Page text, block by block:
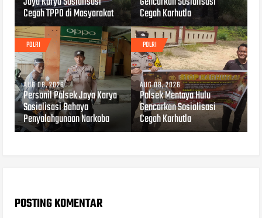
Cegah TPPO di Masyarakat Cegah Karhutla
POLRI
AUG 08, 2026
Personil Polsek Jaya Karya
Sosialisasi Bahaya
Penyalahgunaan Narkoba
POLRI
AUG 08, 2026
Polsek Mentaya Hulu
Gencarkan Sosialisasi
Cegah Karhutla
POSTING KOMENTAR